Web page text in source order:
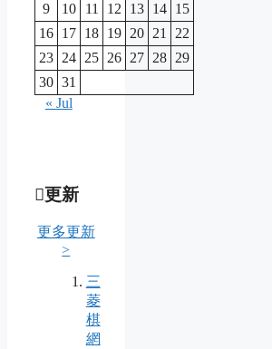
9
10 11 12 13 14 15
16 17 18 19 20 21
22
23 24 25 26 27 28 29
30 31
« Jul
更新
更多更新
>
三
菱
棋
網